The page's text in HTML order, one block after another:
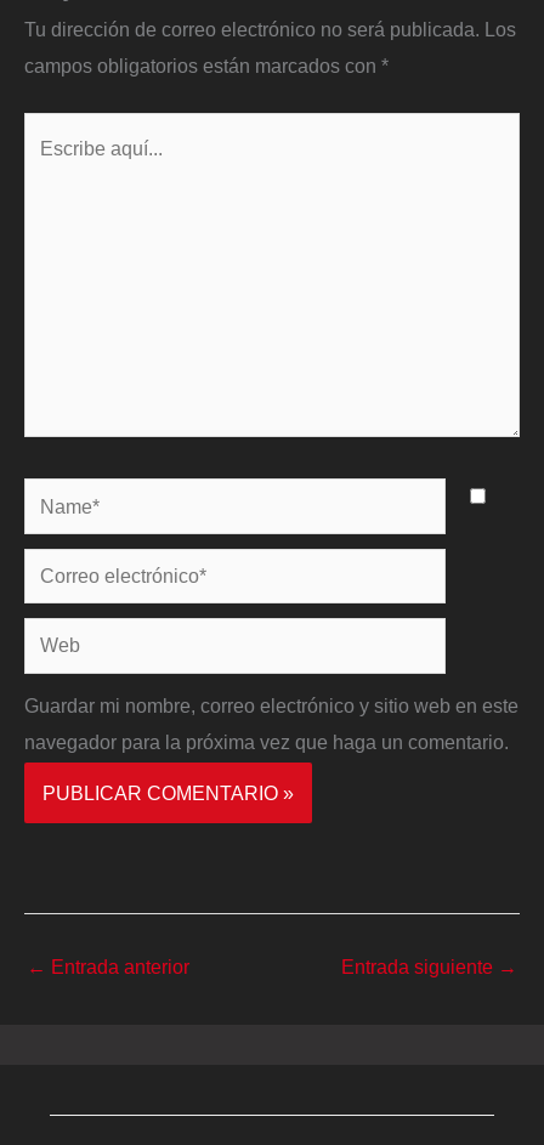
Tu dirección de correo electrónico no será publicada. Los
campos obligatorios están marcados con *
Name*
Correo
electrónico*
Web
Guardar mi nombre, correo electrónico y sitio web en este
navegador para la próxima vez que haga un comentario.
← Entrada anterior Entrada siguiente →